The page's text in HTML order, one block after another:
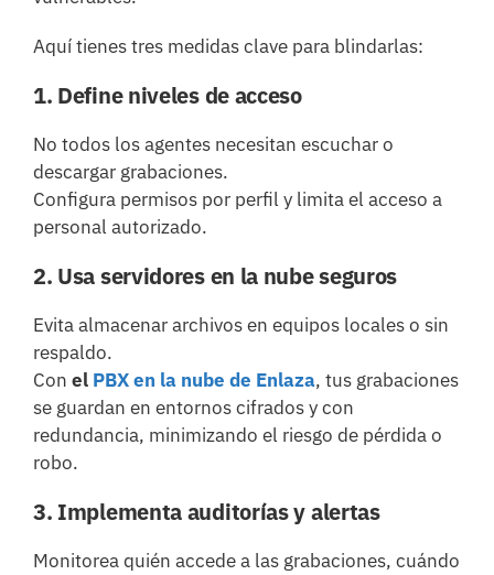
Aquí tienes tres medidas clave para blindarlas:
1. Define niveles de acceso
No todos los agentes necesitan escuchar o
descargar grabaciones.
Configura permisos por perfil y limita el acceso a
personal autorizado.
2. Usa servidores en la nube seguros
Evita almacenar archivos en equipos locales o sin
respaldo.
Con el PBX en la nube de Enlaza, tus grabaciones
se guardan en entornos cifrados y con
redundancia, minimizando el riesgo de pérdida o
robo.
3. Implementa auditorías y alertas
Monitorea quién accede a las grabaciones, cuándo